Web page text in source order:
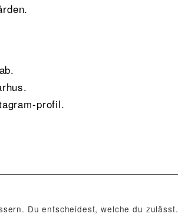
profil.
Du entscheidest, welche du zulässt.